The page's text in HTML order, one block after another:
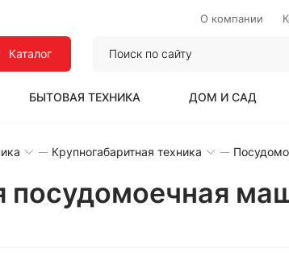
О компании
Каталог
БЫТОВАЯ ТЕХНИКА ДОМ И САД
Крупногабаритная техника
посудомоечная